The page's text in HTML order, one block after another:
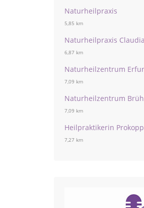
Naturheilpraxis
5,85 km
Naturheilpraxis
6,87 km
Naturheilzentrum
7,09 km
Naturheilzentrum
7,09 km
Heilpraktikerin
7,27 km